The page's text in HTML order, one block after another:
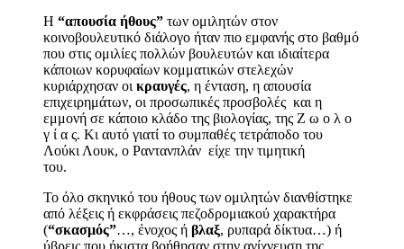
Η “απουσία ήθους” των ομιλητών στον
κοινοβουλευτικό διάλογο ήταν πιο εμφανής στο βαθμό
που στις ομιλίες πολλών βουλευτών και ιδιαίτερα
κάποιων κορυφαίων κομματικών στελεχών
κυριάρχησαν οι κραυγές, η ένταση, η απουσία
επιχειρημάτων, οι προσωπικές προσβολές και η
εμμονή σε κάποιο κλάδο της βιολογίας, της Ζ ω ο λ ο
γ ί α ς. Κι αυτό γιατί το συμπαθές τετράποδο του
Λούκι Λουκ, ο Ραντανπλάν είχε την τιμητική
του.
Το όλο σκηνικό του ήθους των ομιλητών διανθίστηκε
από λέξεις ή εκφράσεις πεζοδρομιακού χαρακτήρα
(“σκασμός”…, ένοχος ή βλαξ, ρυπαρά δίκτυα…) ή